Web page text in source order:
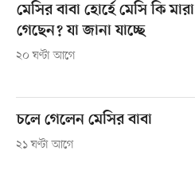
মেসির বাবা হোর্হে মেসি কি মারা
গেছেন? যা জানা যাচ্ছে
২০ ঘণ্টা আগে
চলে গেলেন মেসির বাবা
২১ ঘণ্টা আগে